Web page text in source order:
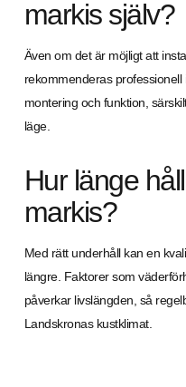
markis själv?
Även om det är möjligt att
rekommenderas
montering och funktion,
läge.
Hur länge
markis?
Med rätt underhåll kan en
längre. Faktorer som
påverkar livslängden, så
Landskronas kustklimat.